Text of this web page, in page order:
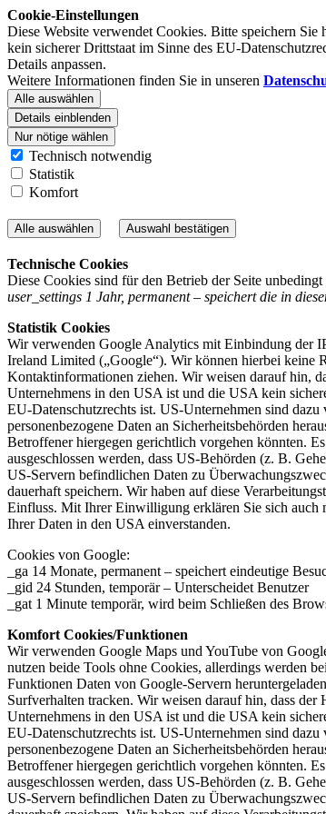
Cookie-Einstellungen
Diese Website verwendet Cookies. Bitte speichern
kein sicherer Drittstaat im Sinne des EU-
Details anpassen.
Weitere Informationen finden Sie in unseren
Alle auswählen
Details einblenden
Nur nötige wählen
Technisch notwendig
Statistik
Komfort
Alle auswählen Auswahl bestätigen
Technische Cookies
Diese Cookies sind für den Betrieb der Seite
user_settings 1 Jahr, permanent – speichert die in
Statistik Cookies
Wir verwenden Google Analytics mit Einbindung der
Ireland Limited („Google“). Wir können hierbei keine
Kontaktinformationen ziehen. Wir weisen darauf hin,
Unternehmens in den USA ist und die USA kein
EU-Datenschutzrechts ist. US-Unternehmen sind dazu
personenbezogene Daten an Sicherheitsbehörden
Betroffener hiergegen gerichtlich vorgehen könnten.
ausgeschlossen werden, dass US-Behörden (z. B.
US-Servern befindlichen Daten zu
dauerhaft speichern. Wir haben auf diese
Einfluss. Mit Ihrer Einwilligung erklären Sie sich auch
Ihrer Daten in den USA einverstanden.
Cookies von Google:
_ga 14 Monate, permanent – speichert eindeutige
_gid 24 Stunden, temporär – Unterscheidet Benutzer
_gat 1 Minute temporär, wird beim Schließen des
Komfort Cookies/Funktionen
Wir verwenden Google Maps und YouTube von
nutzen beide Tools ohne Cookies, allerdings werden
Funktionen Daten von Google-Servern
Surfverhalten tracken. Wir weisen darauf hin, dass der
Unternehmens in den USA ist und die USA kein
EU-Datenschutzrechts ist. US-Unternehmen sind dazu
personenbezogene Daten an Sicherheitsbehörden
Betroffener hiergegen gerichtlich vorgehen könnten.
ausgeschlossen werden, dass US-Behörden (z. B.
US-Servern befindlichen Daten zu